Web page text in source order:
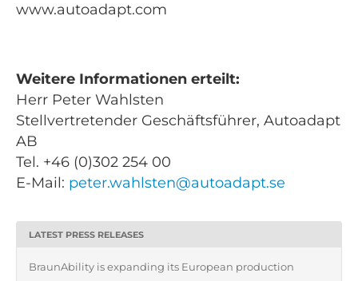
www.autoadapt.com
Weitere Informationen erteilt:
Herr Peter Wahlsten
Stellvertretender Geschäftsführer, Autoadapt
AB
Tel. +46 (0)302 254 00
E-Mail: peter.wahlsten@autoadapt.se
LATEST PRESS RELEASES
BraunAbility is expanding its European production